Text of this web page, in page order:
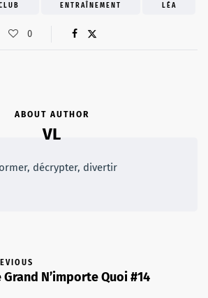
ENTRAÎNEMENT LÉA
0
ABOUT AUTHOR
VL
décrypter, divertir
Grand N’importe Quoi #14